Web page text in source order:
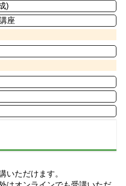
)
座
いただけます。